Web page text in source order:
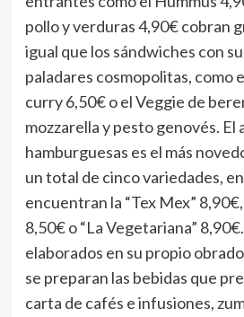
pollo y verduras 4,90€ cobran
igual que los sándwiches con
paladares cosmopolitas, como
curry 6,50€ o el Veggie de
mozzarella y pesto genovés. El
hamburguesas es el más
un total de cinco variedades,
encuentran la “Tex Mex”
8,50€ o “La Vegetariana”
elaborados en su propio
se preparan las bebidas que
carta de cafés e infusiones,